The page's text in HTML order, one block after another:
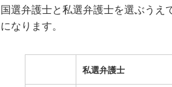
国選弁護士と私選弁護士を選ぶうえ
になります。
私選弁護士